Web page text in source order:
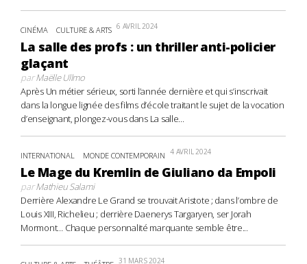
CINÉMA CULTURE & ARTS 6 AVRIL 2024
La salle des profs : un thriller anti-policier
glaçant
parMaëlle Ullmo
Après Un métier sérieux, sorti l’année dernière et qui s’inscrivait
dans la longue lignée des films d’école traitant le sujet de la vocation
d’enseignant, plongez-vous dans La salle...
INTERNATIONAL MONDE CONTEMPORAIN 4 AVRIL 2024
Le Mage du Kremlin de Giuliano da Empoli
parMathieu Salami
Derrière Alexandre Le Grand se trouvait Aristote ; dans l’ombre de
Louis XIII, Richelieu ; derrière Daenerys Targaryen, ser Jorah
Mormont… Chaque personnalité marquante semble être...
31 MARS 2024